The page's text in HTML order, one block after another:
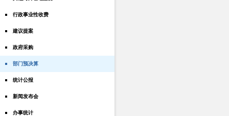
行政事业性收费
建议提案
政府采购
部门预决算
统计公报
新闻发布会
办事统计